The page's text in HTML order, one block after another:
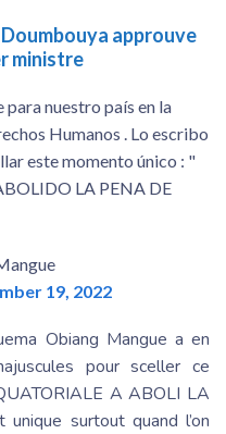
approuve
ministre
nuestro país en la
Humanos . Lo escribo
este momento único : "
LA PENA DE
19, 2022
Obiang Mangue a en
pour sceller ce
A ABOLI LA
surtout quand l’on